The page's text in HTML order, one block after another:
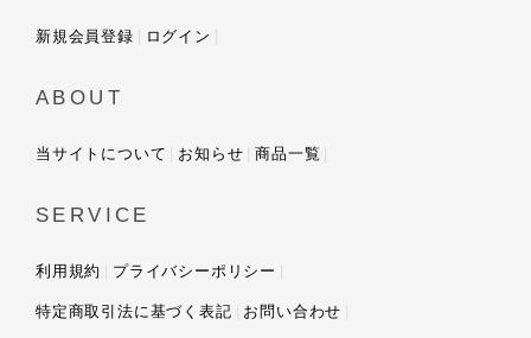
新規会員登録 ログイン
ABOUT
当サイトについて お知らせ 商品一覧
SERVICE
利用規約 プライバシーポリシー
特定商取引法に基づく表記 お問い合わせ